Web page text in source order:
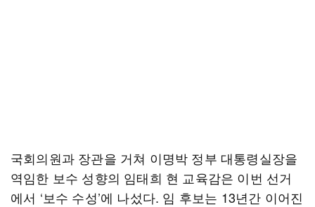
국회의원과 장관을 거쳐 이명박 정부 대통령실장을
역임한 보수 성향의 임태희 현 교육감은 이번 선거
에서 ‘보수 수성’에 나섰다. 임 후보는 13년간 이어진